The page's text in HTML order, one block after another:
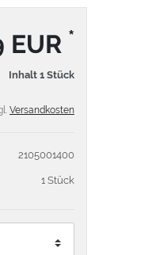
EUR *
Inhalt 1 Stück
Versandkosten
2105001400
1 Stück